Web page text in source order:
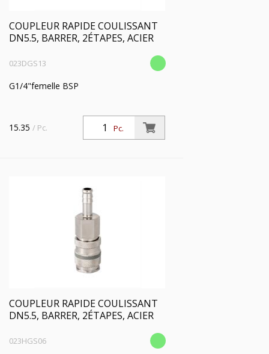
COUPLEUR RAPIDE COULISSANT
DN5.5, BARRER, 2ÉTAPES, ACIER
023DGS13
G1/4"femelle BSP
Pc.
15.35 / Pc.
COUPLEUR RAPIDE COULISSANT
DN5.5, BARRER, 2ÉTAPES, ACIER
023HGS06